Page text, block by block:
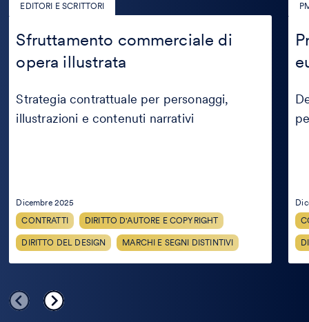
EDITORI E SCRITTORI
Sfruttamento commerciale di
opera illustrata
Sfruttamento
commerciale
di
opera
illustrata
Strategia contrattuale per personaggi,
illustrazioni e contenuti narrativi
Dicembre 2025
CONTRATTI
DIRITTO D'AUTORE E COPYRIGHT
DIRITTO DEL DESIGN MARCHI E SEGNI DISTINTIVI
del